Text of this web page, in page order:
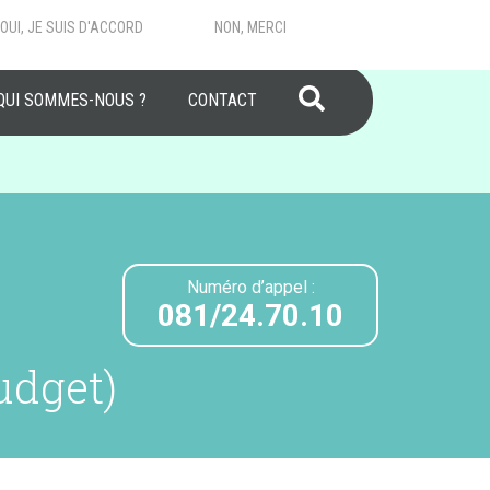
OUI, JE SUIS D'ACCORD NON, MERCI
SOMMES-NOUS ? CONTACT RECHERCHER
Numéro d’appel :
081/24.70.10